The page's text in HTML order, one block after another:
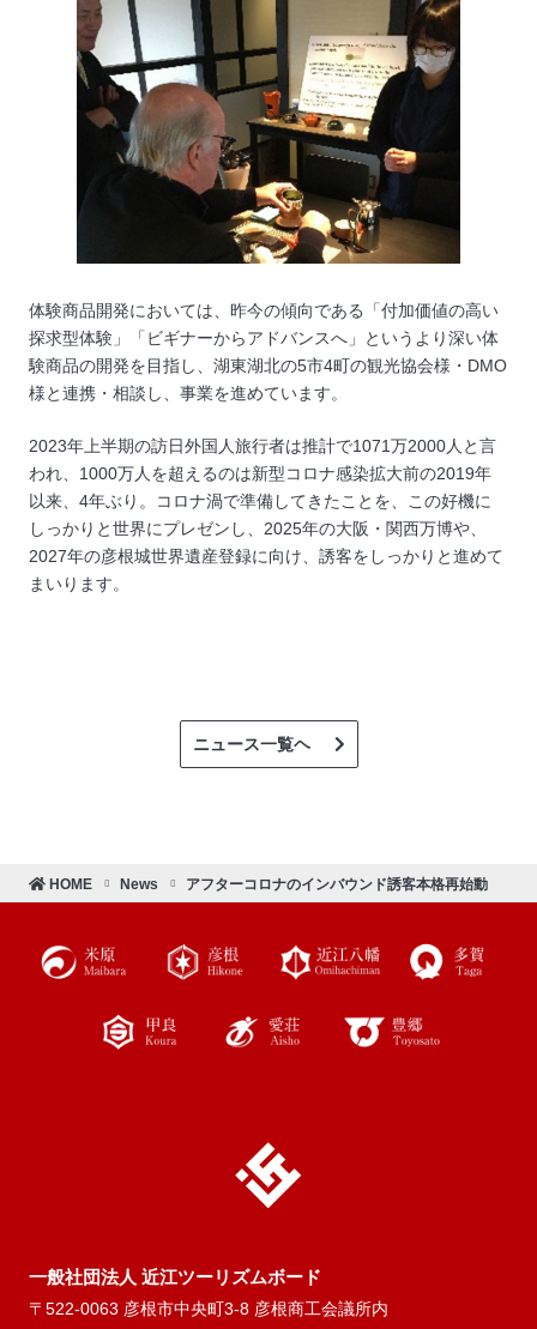
体験商品開発においては、昨今の傾向である「付加価値の高い
探求型体験」「ビギナーからアドバンスへ」というより深い体
験商品の開発を目指し、湖東湖北の5市4町の観光協会様・DMO
様と連携・相談し、事業を進めています。
2023年上半期の訪日外国人旅行者は推計で1071万2000人と言
われ、1000万人を超えるのは新型コロナ感染拡大前の2019年
以来、4年ぶり。コロナ渦で準備してきたことを、この好機に
しっかりと世界にプレゼンし、2025年の大阪・関西万博や、
2027年の彦根城世界遺産登録に向け、誘客をしっかりと進めて
まいります。
ニュース一覧ヘ
HOME News アフターコロナのインバウンド誘客本格再始動
ード
一般社団法人 近江ツーリズムボード
〒522-0063 彦根市中央町3-8 彦根商工会議所内